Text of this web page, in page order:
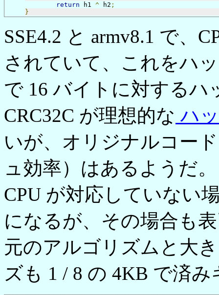
return h1 ^ h2 ;
}
SSE4.2 と armv8.1 で、
されていて、これをハ
で 16 バイトに対するハ
CRC32C が理想的な ハ
いが、オリジナルコー
ュ効率）はあるようだ。
CPU が対応していない
になるが、その場合も
元のアルゴリズムと大
ズも 1 / 8 の 4KB で済